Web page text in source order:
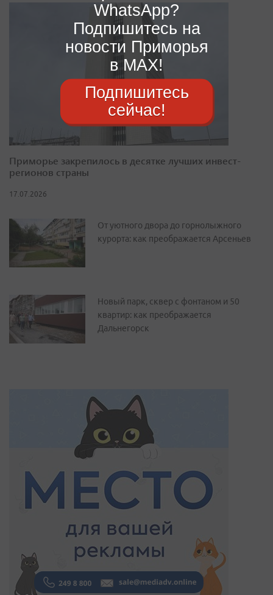
Приморье закрепилось в десятке лучших инвест-
регионов страны
17.07.2026
От уютного двора до горнолыжного
курорта: как преображается Арсеньев
Новый парк, сквер с фонтаном и 50
квартир: как преображается
Дальнегорск
WhatsApp?
Подпишитесь на
новости Приморья
в MAX!
Подпишитесь
сейчас!